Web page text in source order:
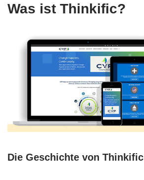
Was ist Thinkific?
Die Geschichte von Thinkific